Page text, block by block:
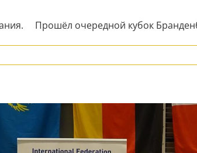
Прошёл очередной кубок